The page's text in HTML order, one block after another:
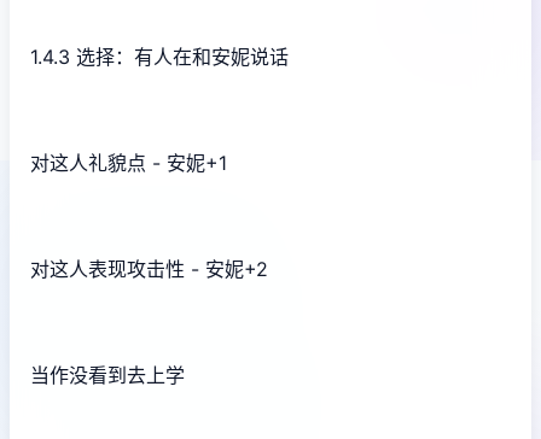
1.4.3 选择：有人在和安妮说话
对这人礼貌点 - 安妮+1
对这人表现攻击性 - 安妮+2
当作没看到去上学